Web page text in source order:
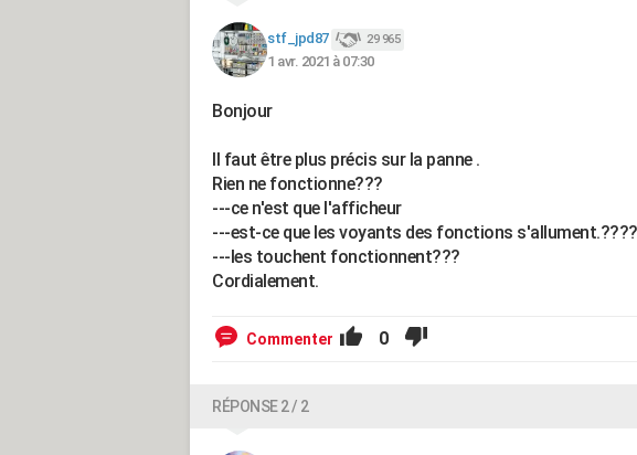
stf_jpd87 29 965
1 avr. 2021 à 07:30
Bonjour
Il faut être plus précis sur la panne .
Rien ne fonctionne???
---ce n'est que l'afficheur
---est-ce que les voyants des fonctions s'allument.????
---les touchent fonctionnent???
Cordialement.
Commenter 0
RÉPONSE 2 / 2